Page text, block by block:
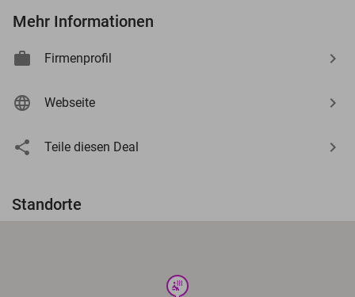
Mehr Informationen
Firmenprofil
Webseite
Teile diesen Deal
Standorte
wellness